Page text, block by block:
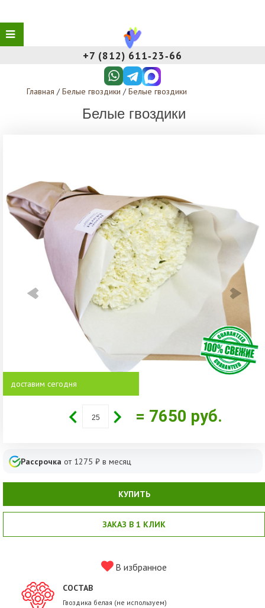
+7 (812) 611‑23‑66
Главная / Белые гвоздики / Белые гвоздики
Белые гвоздики
доставим сегодня
= 7650 руб.
Рассрочка от 1275 ₽ в месяц
КУПИТЬ
ЗАКАЗ В 1 КЛИК
В избранное
СОСТАВ
Гвоздика белая (не используем)